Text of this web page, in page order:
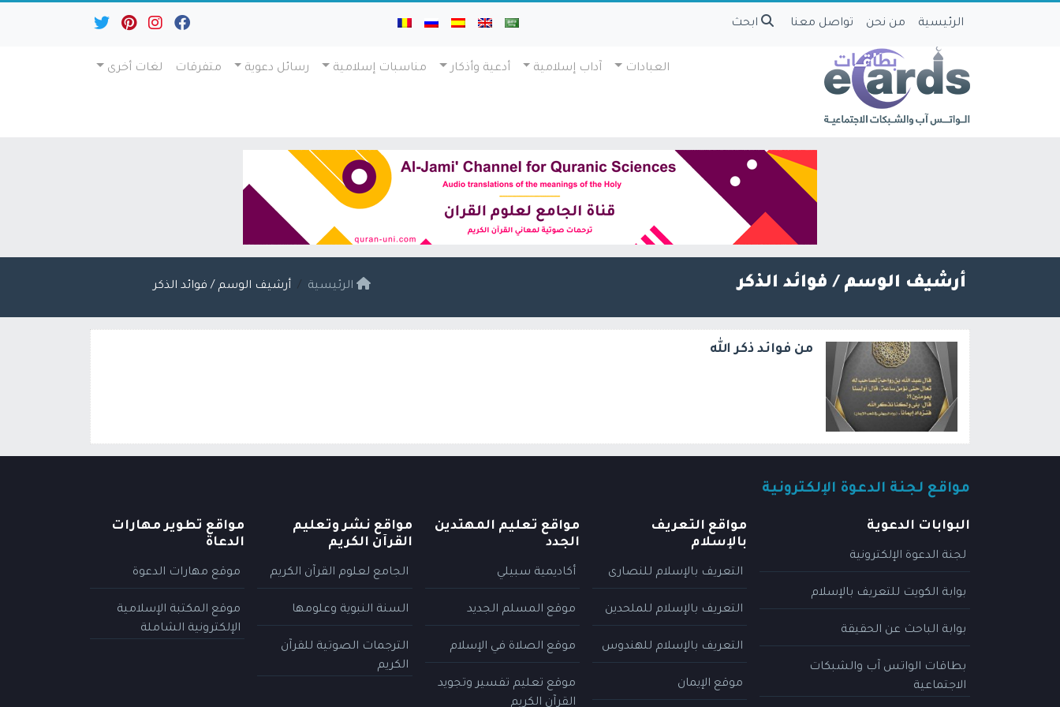
الرئيسية من نحن تواصل معنا ابحث
العبادات آداب إسلامية أدعية وأذكار مناسبات إسلامية رسائل دعوية متفرقات لغات أخرى
أرشيف الوسم / فوائد الذكر الرئيسية أرشيف الوسم / فوائد الذكر
من فوائد ذكر الله
مواقع لجنة الدعوة الإلكترونية
البوابات الدعوية
لجنة الدعوة الإلكترونية
بوابة الكويت للتعريف بالإسلام
بوابة الباحث عن الحقيقة
بطاقات الواتس آب والشبكات
الاجتماعية
مواقع التعريف
بالإسلام
التعريف بالإسلام للنصارى
التعريف بالإسلام للملحدين
التعريف بالإسلام للهندوس
موقع الإيمان
مواقع تعليم المهتدين
الجدد
أكاديمية سبيلي
موقع المسلم الجديد
موقع الصلاة في الإسلام
موقع تعليم تفسير وتجويد
القرآن الكريم
مواقع نشر وتعليم
القرآن الكريم
الجامع لعلوم القرآن الكريم
السنة النبوية وعلومها
الترجمات الصوتية للقرآن
الكريم
مواقع تطوير مهارات
الدعاة
موقع مهارات الدعوة
موقع المكتبة الإسلامية
الإلكترونية الشاملة